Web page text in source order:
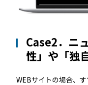
Case2．ニ
性」や「独
WEBサイトの場合、す